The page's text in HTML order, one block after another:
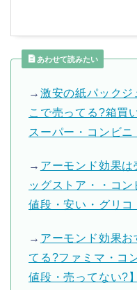
あわせて読みたい
→ 激安の紙パック
こで売ってる?箱買
スーパー・コンビ
→ アーモンド効果
ッグストア・・コ
値段・安い・グリ
→ アーモンド効果
てる?ファミマ・コ
値段・売ってない?